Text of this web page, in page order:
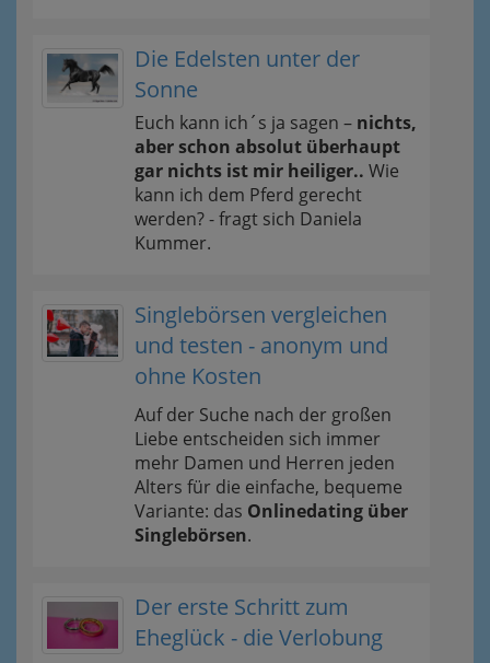
Die Edelsten unter der
Sonne
Euch kann ich´s ja sagen – nichts,
aber schon absolut überhaupt
gar nichts ist mir heiliger.. Wie
kann ich dem Pferd gerecht
werden? - fragt sich Daniela
Kummer.
Singlebörsen vergleichen
und testen - anonym und
ohne Kosten
Auf der Suche nach der großen
Liebe entscheiden sich immer
mehr Damen und Herren jeden
Alters für die einfache, bequeme
Variante: das Onlinedating über
Singlebörsen.
Der erste Schritt zum
Eheglück - die Verlobung